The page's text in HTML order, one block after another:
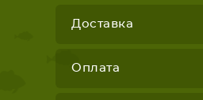
Доставка
Оплата